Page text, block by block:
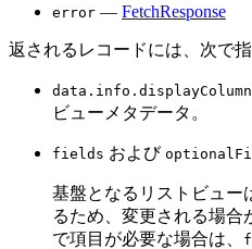
error — FetchResponse
返されるレコードには、次で
ビューメタデータ。
fields および
基盤となるリストビュー
るため、変更される場合
で項目が必要な場合は、